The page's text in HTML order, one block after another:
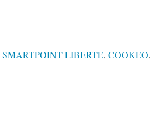
SMARTPOINT LIBERTE, COOKEO,